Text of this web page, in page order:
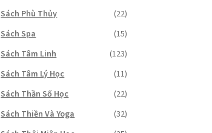
Sách Phù Thủy
(22)
Sách Spa
(15)
Sách Tâm Linh
(123)
Sách Tâm Lý Học
(11)
Sách Thần Số Học
(22)
Sách Thiền Và Yoga
(32)